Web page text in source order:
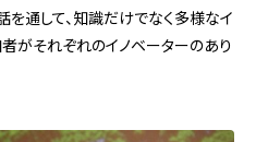
通して、知識だけでなく多様なイ
がそれぞれのイノベーターのあり